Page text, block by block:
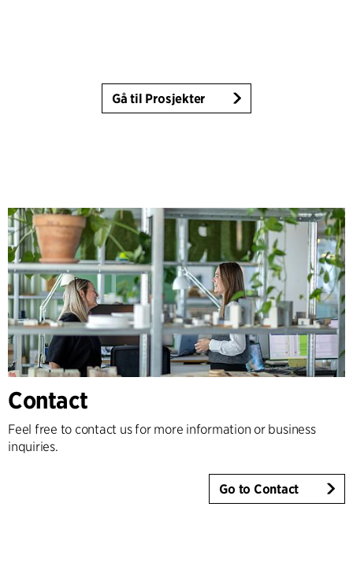
Gå til Prosjekter
Contact
Feel free to contact us for more information or business
inquiries.
Go to Contact